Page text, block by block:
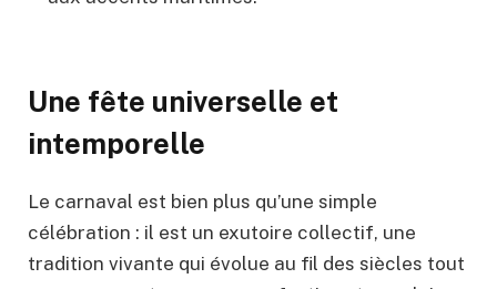
Une fête universelle et
intemporelle
Le carnaval est bien plus qu’une simple
célébration : il est un exutoire collectif, une
tradition vivante qui évolue au fil des siècles tout